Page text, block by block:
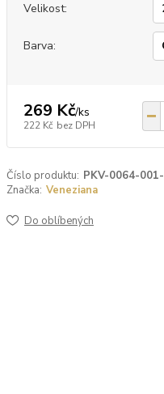
Velikost:
Barva:
269 Kč/ks
222 Kč bez DPH
Číslo produktu: PKV-0064-
Značka: Veneziana
Do oblíbených